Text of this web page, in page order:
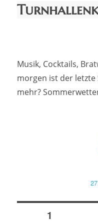
Musik, Cocktails,
morgen ist der letzte
mehr?
SEITE1